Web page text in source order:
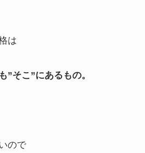
は
”そこ”にあるもの。
ので